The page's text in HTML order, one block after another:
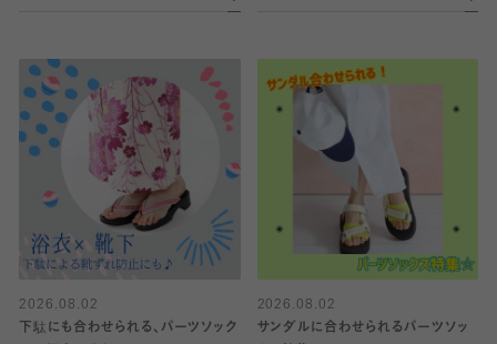
2026.08.02
下駄にも合わせられる、パーツソック
2026.08.02
サンダルに合わせられるパーツソッ